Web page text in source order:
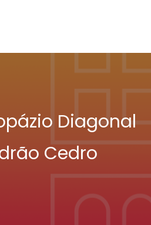
Diagonal
Cedro